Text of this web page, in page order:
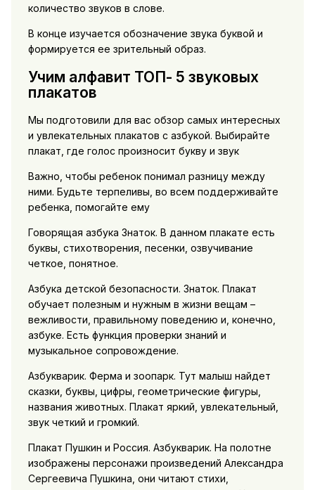
количество звуков в слове.
В конце изучается обозначение звука буквой и
формируется ее зрительный образ.
Учим алфавит ТОП- 5 звуковых
плакатов
Мы подготовили для вас обзор самых интересных
и увлекательных плакатов с азбукой. Выбирайте
плакат, где голос произносит букву и звук
Важно, чтобы ребенок понимал разницу между
ними. Будьте терпеливы, во всем поддерживайте
ребенка, помогайте ему
Говорящая азбука Знаток. В данном плакате есть
буквы, стихотворения, песенки, озвучивание
четкое, понятное.
Азбука детской безопасности. Знаток. Плакат
обучает полезным и нужным в жизни вещам –
вежливости, правильному поведению и, конечно,
азбуке. Есть функция проверки знаний и
музыкальное сопровождение.
Азбукварик. Ферма и зоопарк. Тут малыш найдет
сказки, буквы, цифры, геометрические фигуры,
названия животных. Плакат яркий, увлекательный,
звук четкий и громкий.
Плакат Пушкин и Россия. Азбукварик. На полотне
изображены персонажи произведений Александра
Сергеевича Пушкина, они читают стихи,